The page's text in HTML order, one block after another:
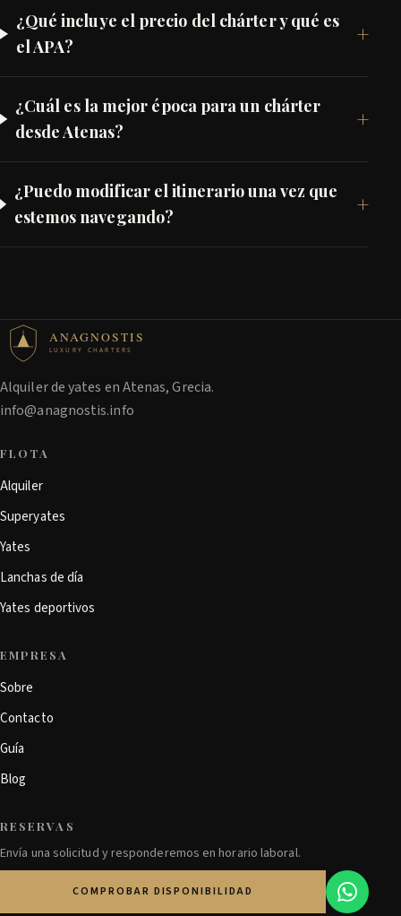
¿Qué incluye el precio del chárter y qué es
el APA?
¿Cuál es la mejor época para un chárter
desde Atenas?
¿Puedo modificar el itinerario una vez que
estemos navegando?
ANAGNOSTIS
LUXURY CHARTERS
Alquiler de yates en Atenas, Grecia.
info@anagnostis.info
FLOTA
Alquiler
Superyates
Yates
Lanchas de día
Yates deportivos
EMPRESA
Sobre
Contacto
Guía
Blog
RESERVAS
Envía una solicitud y responderemos en horario laboral.
COMPROBAR DISPONIBILIDAD